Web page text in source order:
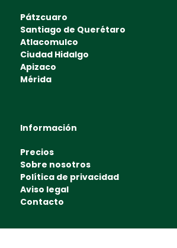
Pátzcuaro
Santiago de Querétaro
Atlacomulco
Ciudad Hidalgo
Apizaco
Mérida
Información
Precios
Sobre nosotros
Política de privacidad
Aviso legal
Contacto